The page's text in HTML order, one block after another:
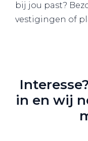
bij jou past?
vestigingen of
in en wij